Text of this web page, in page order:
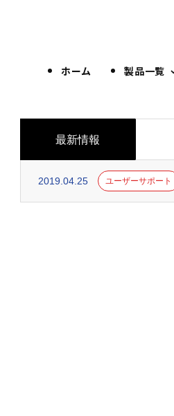
ホーム 製品一覧
最新情報
2019.04.25 ユーザーサポート